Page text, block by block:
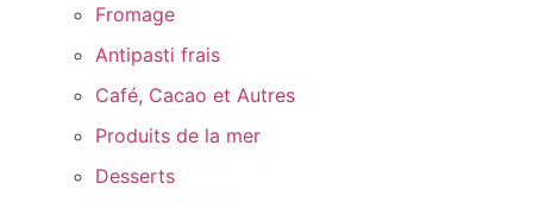
Fromage
Antipasti frais
Café, Cacao et Autres
Produits de la mer
Desserts